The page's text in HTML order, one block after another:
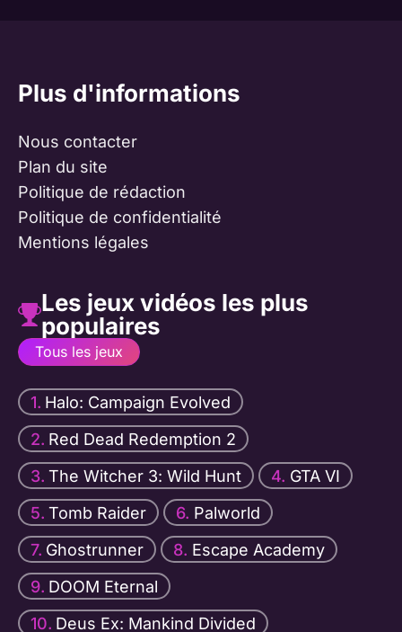
Plus d'informations
Nous contacter
Plan du site
Politique de rédaction
Politique de confidentialité
Mentions légales
Les jeux vidéos les plus
populaires
Tous les jeux
Halo: Campaign Evolved
Red Dead Redemption 2
The Witcher 3: Wild Hunt
GTA VI
Tomb Raider
Palworld
Ghostrunner
Escape Academy
DOOM Eternal
Deus Ex: Mankind Divided